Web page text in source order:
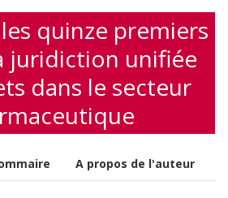
quinze premiers
juridiction unifiée
dans le secteur
A propos de l'auteur